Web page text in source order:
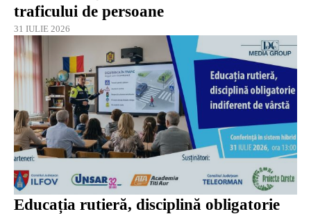
traficului de persoane
31 IULIE 2026
Educația rutieră, disciplină obligatorie